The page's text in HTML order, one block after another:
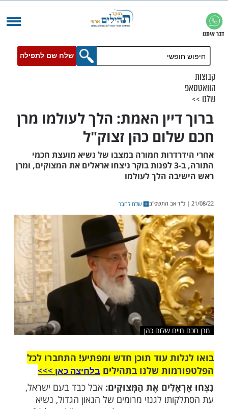
שלח שם לתפילה
האמת: הלך לעולמו מרן
כהן זצוק"ל
התורה, ב-3 לפנות בוקר ניצחו אראלים את המצוקים, ומרן
הלך לעולמו
שלח לחבר